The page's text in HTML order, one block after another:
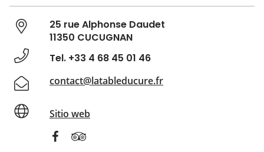
25 rue Alphonse Daudet
11350 CUCUGNAN
Tel. +33 4 68 45 01 46
contact@latableducure.fr
Sitio web